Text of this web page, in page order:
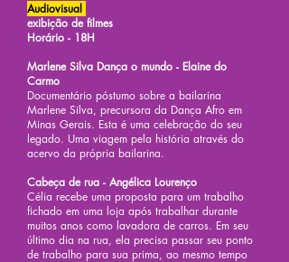
Audiovisual
exibição de filmes
Horário - 18H
Marlene Silva Dança o mundo - Elaine do
Carmo
Documentário póstumo sobre a bailarina
Marlene Silva, precursora da Dança Afro em
Minas Gerais. Esta é uma celebração do seu
legado. Uma viagem pela história através do
acervo da própria bailarina.
Cabeça de rua - Angélica Lourenço
Célia recebe uma proposta para um trabalho
fichado em uma loja após trabalhar durante
muitos anos como lavadora de carros. Em seu
último dia na rua, ela precisa passar seu ponto
de trabalho para sua prima, ao mesmo tempo